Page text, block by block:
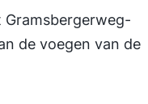
Gramsbergerweg-
de voegen van de